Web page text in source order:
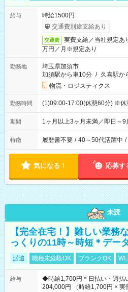
給与
時給1500円
交通費別途支給あり
交通費
実費支給／当社規定あ
万円／月※規定あり
勤務地
埼玉県加須市
加須駅から車10分 / 久喜駅か
物流・ロジスティクス
勤務時間 (1)09:00-17:00(休憩60分) ※休
期間 1ヶ月以上3ヶ月未満／即日～9
特徴 履歴書不要 / 40～50代活躍中 /
気になる！ 応募す
未読
【完全在宅！】難しい業務
っくりの11時～時短＊デー
派遣 職種未経験OK ブランクOK
給与
◆時給1,700円＊日払い・週払
204,000円 （時給1,700円 × 実